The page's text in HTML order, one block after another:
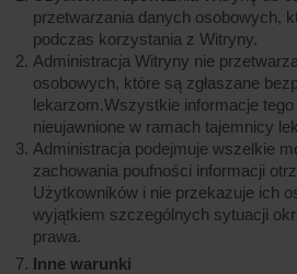
przetwarzania danych osobowych,
podczas korzystania z Witryny.
Administracja Witryny nie
osobowych, które są zgłaszane
lekarzom.Wszystkie informacje
nieujawnione w ramach tajemnicy
Administracja podejmuje wszelkie
zachowania poufności informacji
Użytkowników i nie przekazuje ich
wyjątkiem szczególnych sytuacji
prawa.
Inne warunki